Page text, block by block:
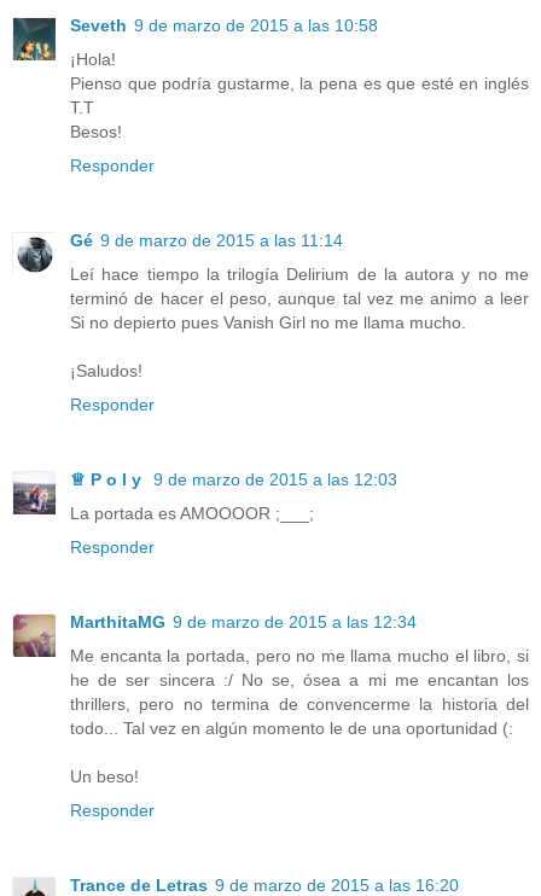
Seveth 9 de marzo de 2015 a las 10:58
¡Hola!
Pienso que podría gustarme, la pena es que esté en inglés
T.T
Besos!
Responder
Gé 9 de marzo de 2015 a las 11:14
Leí hace tiempo la trilogía Delirium de la autora y no me
terminó de hacer el peso, aunque tal vez me animo a leer
Si no depierto pues Vanish Girl no me llama mucho.
¡Saludos!
Responder
♕ ‏P o l y
9 de marzo de 2015 a las 12:03
La portada es AMOOOOR ;___;
Responder
MarthitaMG 9 de marzo de 2015 a las 12:34
Me encanta la portada, pero no me llama mucho el libro, si
he de ser sincera :/ No se, ósea a mi me encantan los
thrillers, pero no termina de convencerme la historia del
todo... Tal vez en algún momento le de una oportunidad (:
Un beso!
Responder
Trance de Letras 9 de marzo de 2015 a las 16:20